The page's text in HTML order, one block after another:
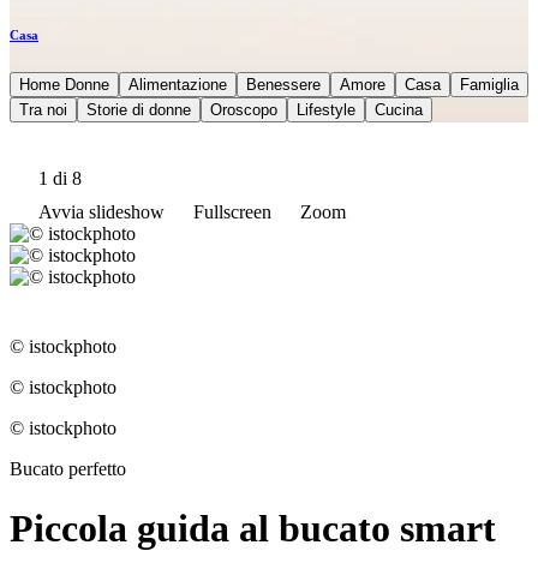
Casa
Home Donne Alimentazione Benessere Amore Casa
Famiglia
Tra noi
Storie di donne Oroscopo Lifestyle Cucina
1 di 8
Avvia slideshow
Fullscreen Zoom
© istockphoto
© istockphoto
© istockphoto
Bucato perfetto
Piccola guida al bucato smart